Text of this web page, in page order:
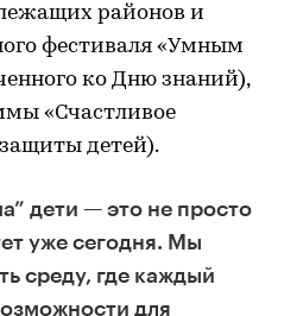
районов и
фестиваля «Умным
ко Дню знаний),
«Счастливое
защиты детей).
дети — это не просто
уже сегодня. Мы
среду, где каждый
для